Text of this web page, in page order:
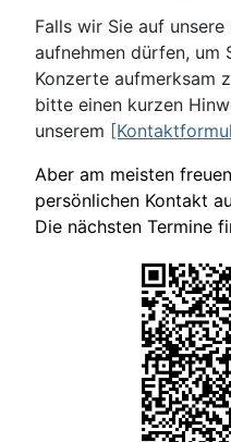
Falls wir Sie auf
aufnehmen dürfen, um
Konzerte aufmerksam
bitte einen kurzen
unserem
Aber am meisten
persönlichen Kontakt
Die nächsten Termine